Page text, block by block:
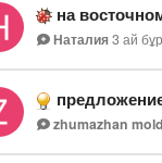
на
Наталия3 ай
zhumazhan